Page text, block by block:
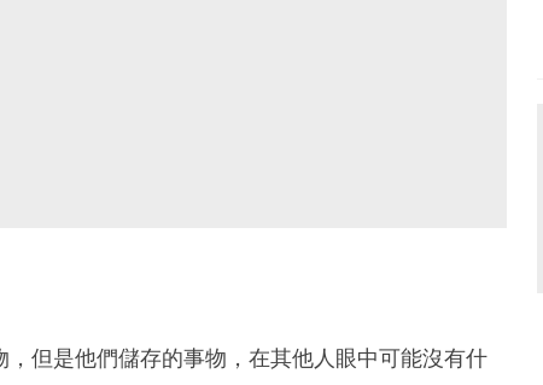
但是他們儲存的事物，在其他人眼中可能沒有什